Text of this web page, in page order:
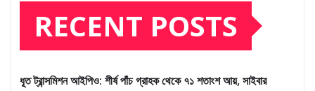
RECENT POSTS
ধূত ট্রান্সমিশন আইপিও: শীর্ষ পাঁচ গ্রাহক থেকে ৭১ শতাংশ আয়, সাইবার